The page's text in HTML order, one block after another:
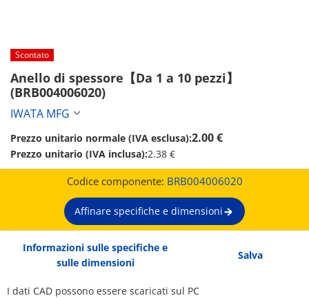
Scontato
Anello di spessore【Da 1 a 10 pezzi】
(BRB004006020)
IWATA MFG
Prezzo unitario normale (IVA esclusa):2.00 €
Prezzo unitario (IVA inclusa):2.38 €
Codice componente: BRB004006020
Affinare specifiche e dimensioni
Informazioni sulle specifiche e
sulle dimensioni
Salva
I dati CAD possono essere scaricati sul PC